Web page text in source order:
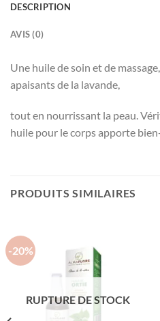
DESCRIPTION
AVIS (0)
Une huile de soin et de
apaisants de la lavande,
tout en nourrissant la peau.
huile pour le corps apporte
PRODUITS SIMILAIRES
-20%
RUPTURE DE STOCK